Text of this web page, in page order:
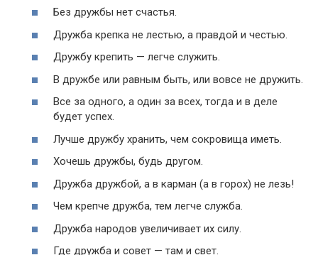
Без дружбы нет счастья.
Дружба крепка не лестью, а правдой и честью.
Дружбу крепить — легче служить.
В дружбе или равным быть, или вовсе не дружить.
Все за одного, а один за всех, тогда и в деле
будет успех.
Лучше дружбу хранить, чем сокровища иметь.
Хочешь дружбы, будь другом.
Дружба дружбой, а в карман (а в горох) не лезь!
Чем крепче дружба, тем легче служба.
Дружба народов увеличивает их силу.
Где дружба и совет — там и свет.